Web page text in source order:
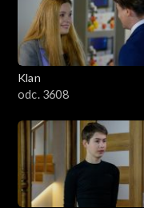
Klan
odc. 3608